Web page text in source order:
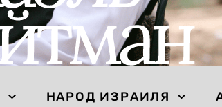
НАРОД ИЗРАИЛЯ